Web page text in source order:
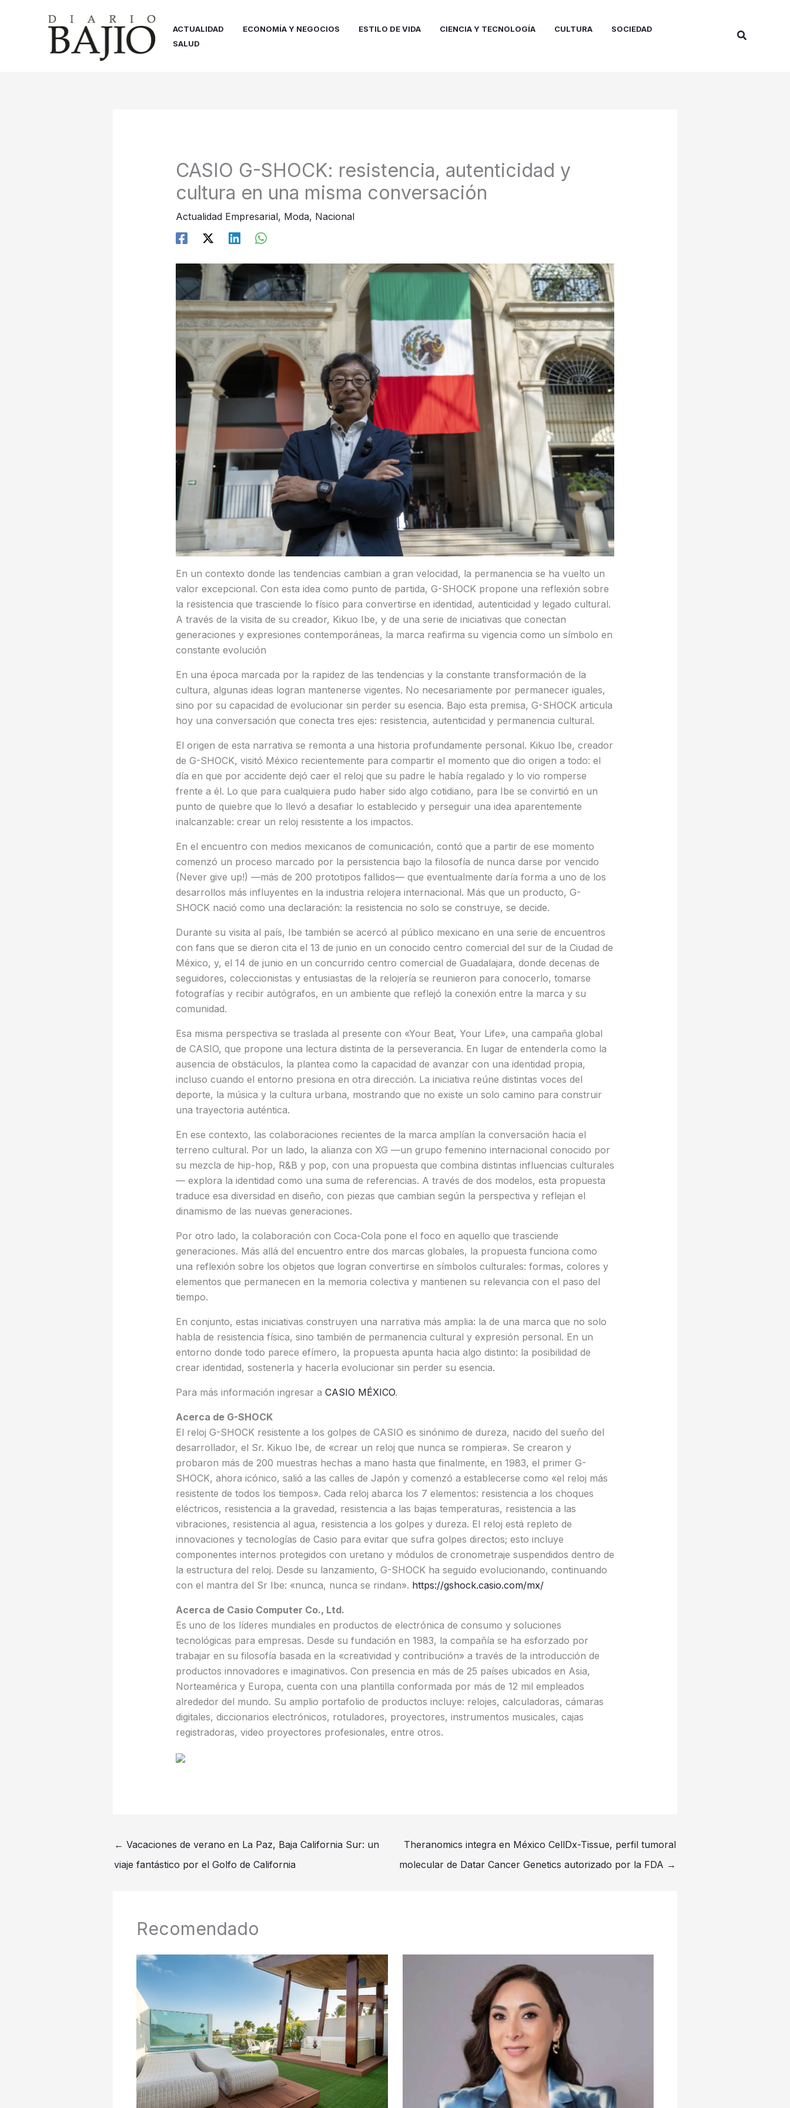
ACTUALIDAD ECONOMÍA Y NEGOCIOS ESTILO DE VIDA CIENCIA Y TECNOLOGÍA CULTURA
SOCIEDAD
SALUD
Buscar
CASIO G-SHOCK: resistencia, autenticidad y
cultura en una misma conversación
Actualidad Empresarial, Moda, Nacional
En un contexto donde las tendencias cambian a gran velocidad, la permanencia se ha vuelto un
valor excepcional. Con esta idea como punto de partida, G-SHOCK propone una reflexión sobre
la resistencia que trasciende lo físico para convertirse en identidad, autenticidad y legado cultural.
A través de la visita de su creador, Kikuo Ibe, y de una serie de iniciativas que conectan
generaciones y expresiones contemporáneas, la marca reafirma su vigencia como un símbolo en
constante evolución
En una época marcada por la rapidez de las tendencias y la constante transformación de la
cultura, algunas ideas logran mantenerse vigentes. No necesariamente por permanecer iguales,
sino por su capacidad de evolucionar sin perder su esencia. Bajo esta premisa, G-SHOCK articula
hoy una conversación que conecta tres ejes: resistencia, autenticidad y permanencia cultural.
El origen de esta narrativa se remonta a una historia profundamente personal. Kikuo Ibe, creador
de G-SHOCK, visitó México recientemente para compartir el momento que dio origen a todo: el
día en que por accidente dejó caer el reloj que su padre le había regalado y lo vio romperse
frente a él. Lo que para cualquiera pudo haber sido algo cotidiano, para Ibe se convirtió en un
punto de quiebre que lo llevó a desafiar lo establecido y perseguir una idea aparentemente
inalcanzable: crear un reloj resistente a los impactos.
En el encuentro con medios mexicanos de comunicación, contó que a partir de ese momento
comenzó un proceso marcado por la persistencia bajo la filosofía de nunca darse por vencido
(Never give up!) —más de 200 prototipos fallidos— que eventualmente daría forma a uno de los
desarrollos más influyentes en la industria relojera internacional. Más que un producto, G-
SHOCK nació como una declaración: la resistencia no solo se construye, se decide.
Durante su visita al país, Ibe también se acercó al público mexicano en una serie de encuentros
con fans que se dieron cita el 13 de junio en un conocido centro comercial del sur de la Ciudad de
México, y, el 14 de junio en un concurrido centro comercial de Guadalajara, donde decenas de
seguidores, coleccionistas y entusiastas de la relojería se reunieron para conocerlo, tomarse
fotografías y recibir autógrafos, en un ambiente que reflejó la conexión entre la marca y su
comunidad.
Esa misma perspectiva se traslada al presente con «Your Beat, Your Life», una campaña global
de CASIO, que propone una lectura distinta de la perseverancia. En lugar de entenderla como la
ausencia de obstáculos, la plantea como la capacidad de avanzar con una identidad propia,
incluso cuando el entorno presiona en otra dirección. La iniciativa reúne distintas voces del
deporte, la música y la cultura urbana, mostrando que no existe un solo camino para construir
una trayectoria auténtica.
En ese contexto, las colaboraciones recientes de la marca amplían la conversación hacia el
terreno cultural. Por un lado, la alianza con XG —un grupo femenino internacional conocido por
su mezcla de hip-hop, R&B y pop, con una propuesta que combina distintas influencias culturales
— explora la identidad como una suma de referencias. A través de dos modelos, esta propuesta
traduce esa diversidad en diseño, con piezas que cambian según la perspectiva y reflejan el
dinamismo de las nuevas generaciones.
Por otro lado, la colaboración con Coca-Cola pone el foco en aquello que trasciende
generaciones. Más allá del encuentro entre dos marcas globales, la propuesta funciona como
una reflexión sobre los objetos que logran convertirse en símbolos culturales: formas, colores y
elementos que permanecen en la memoria colectiva y mantienen su relevancia con el paso del
tiempo.
En conjunto, estas iniciativas construyen una narrativa más amplia: la de una marca que no solo
habla de resistencia física, sino también de permanencia cultural y expresión personal. En un
entorno donde todo parece efímero, la propuesta apunta hacia algo distinto: la posibilidad de
crear identidad, sostenerla y hacerla evolucionar sin perder su esencia.
Para más información ingresar a CASIO MÉXICO.
Acerca de G-SHOCK
El reloj G-SHOCK resistente a los golpes de CASIO es sinónimo de dureza, nacido del sueño del
desarrollador, el Sr. Kikuo Ibe, de «crear un reloj que nunca se rompiera». Se crearon y
probaron más de 200 muestras hechas a mano hasta que finalmente, en 1983, el primer G-
SHOCK, ahora icónico, salió a las calles de Japón y comenzó a establecerse como «el reloj más
resistente de todos los tiempos». Cada reloj abarca los 7 elementos: resistencia a los choques
eléctricos, resistencia a la gravedad, resistencia a las bajas temperaturas, resistencia a las
vibraciones, resistencia al agua, resistencia a los golpes y dureza. El reloj está repleto de
innovaciones y tecnologías de Casio para evitar que sufra golpes directos; esto incluye
componentes internos protegidos con uretano y módulos de cronometraje suspendidos dentro de
la estructura del reloj. Desde su lanzamiento, G-SHOCK ha seguido evolucionando, continuando
con el mantra del Sr Ibe: «nunca, nunca se rindan». https://gshock.casio.com/mx/
Acerca de Casio Computer Co., Ltd.
Es uno de los líderes mundiales en productos de electrónica de consumo y soluciones
tecnológicas para empresas. Desde su fundación en 1983, la compañía se ha esforzado por
trabajar en su filosofía basada en la «creatividad y contribución» a través de la introducción de
productos innovadores e imaginativos. Con presencia en más de 25 países ubicados en Asia,
Norteamérica y Europa, cuenta con una plantilla conformada por más de 12 mil empleados
alrededor del mundo. Su amplio portafolio de productos incluye: relojes, calculadoras, cámaras
digitales, diccionarios electrónicos, rotuladores, proyectores, instrumentos musicales, cajas
registradoras, video proyectores profesionales, entre otros.
← Vacaciones de verano en La Paz, Baja California Sur: un
viaje fantástico por el Golfo de California
Theranomics integra en México CellDx-Tissue, perfil tumoral
molecular de Datar Cancer Genetics autorizado por la FDA →
Recomendado